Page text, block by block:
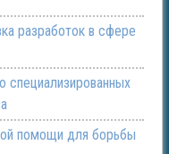
разработок в сфере
помощи для борьбы